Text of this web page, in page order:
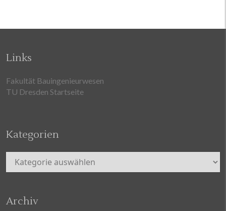
Links
Fakultät Bauingenieurwesen
TU Dresden Startseite
Kategorien
Kategorien
Archiv